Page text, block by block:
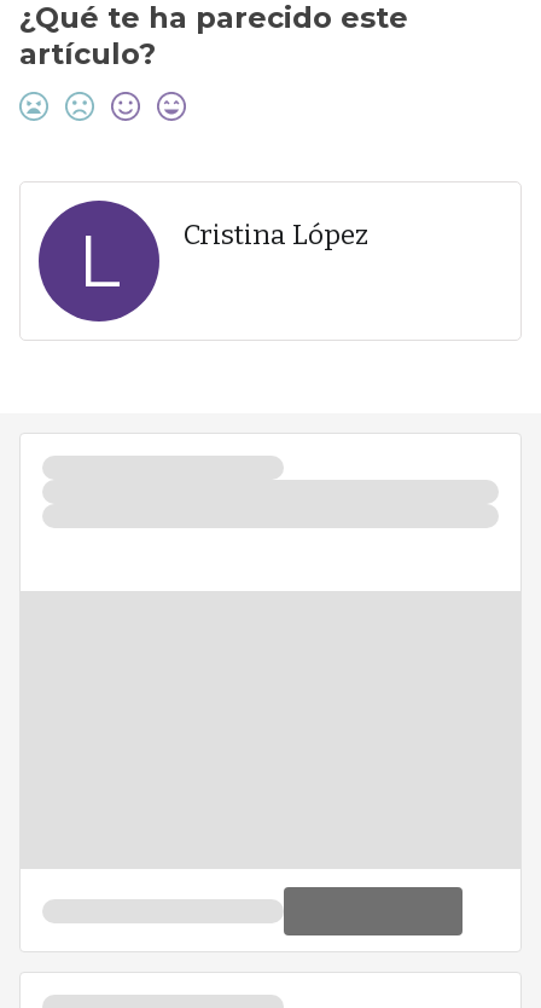
¿Qué te ha parecido este
artículo?
L Cristina López